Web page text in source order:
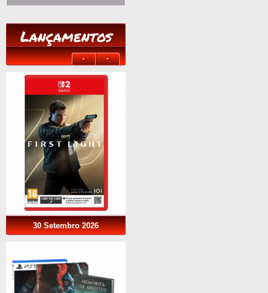
Lançamentos
30 Setembro 2026